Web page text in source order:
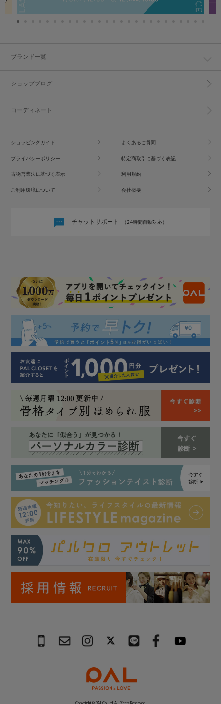
ブランド一覧
ショップブログ
コーディネート
ショッピングガイド よくあるご質問
プライバシーポリシー 特定商取引に基づく表記
古物営業法に基づく表示 利用規約
ご利用環境について 会社概要
チャットサポート （24時間自動対応）
Copyright © PAL Co.,ltd. All Rights Reserved.